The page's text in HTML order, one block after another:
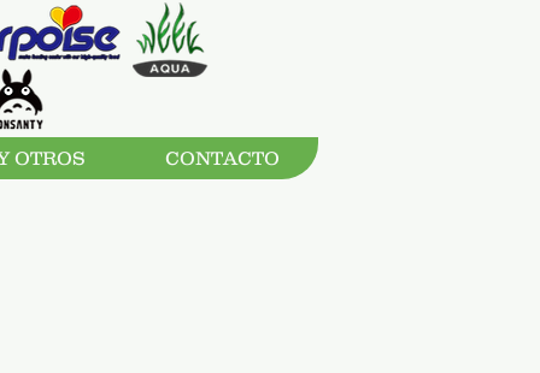
OTROS CONTACTO